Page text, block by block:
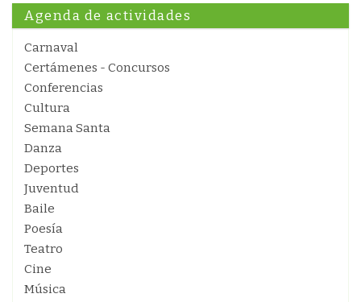
Agenda de actividades
Carnaval
Certámenes - Concursos
Conferencias
Cultura
Semana Santa
Danza
Deportes
Juventud
Baile
Poesía
Teatro
Cine
Música